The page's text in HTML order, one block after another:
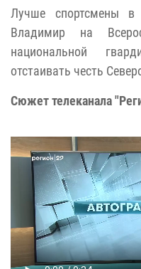
Лучше спортсмены
Владимир на
национальной
отстаивать честь
Сюжет телеканала